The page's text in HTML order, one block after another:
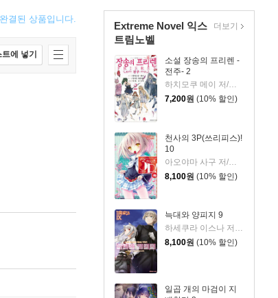
Extreme Novel 익스
트림노벨
소설 장송의 프리렌 -
전주- 2
하치모쿠 메이 저/야마다 카네히토 원저/아베 츠카사 그림
7,200원 (10% 할인)
천사의 3P(쓰리피스)!
10
아오야마 사구 저/팅클 그림
8,100원 (10% 할인)
늑대와 양피지 9
하세쿠라 이스나 저/아야쿠라 쥬우 그림/박소영 역
8,100원 (10% 할인)
일곱 개의 마검이 지
더보기
완결된 상품입니다.
에 넣기